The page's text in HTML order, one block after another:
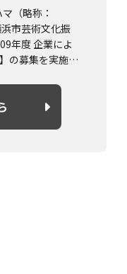
（略称：
市芸術文化振
年度 企業によ
の募集を実施し
はこちらより